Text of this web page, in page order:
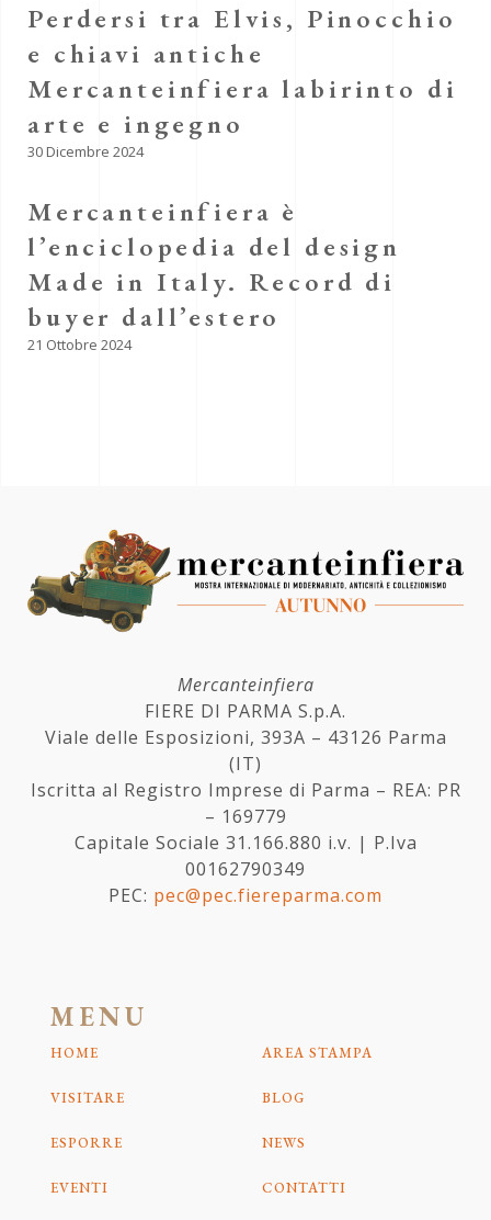
Perdersi tra Elvis, Pinocchio
e chiavi antiche
Mercanteinfiera labirinto di
arte e ingegno
30 Dicembre 2024
Mercanteinfiera è
l’enciclopedia del design
Made in Italy. Record di
buyer dall’estero
21 Ottobre 2024
Mercanteinfiera
FIERE DI PARMA S.p.A.
Viale delle Esposizioni, 393A – 43126 Parma
(IT)
Iscritta al Registro Imprese di Parma – REA: PR
– 169779
Capitale Sociale 31.166.880 i.v. | P.Iva
00162790349
PEC: pec@pec.fiereparma.com
MENU
HOME
VISITARE
ESPORRE
EVENTI
AREA STAMPA
BLOG
NEWS
CONTATTI